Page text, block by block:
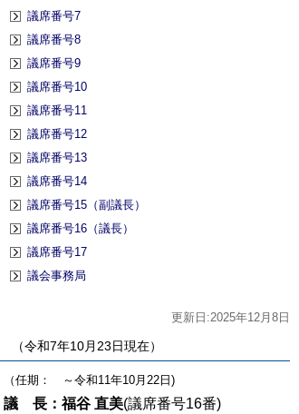
議席番号7
議席番号8
議席番号9
議席番号10
議席番号11
議席番号12
議席番号13
議席番号14
議席番号15（副議長）
議席番号16（議長）
議席番号17
議会事務局
更新日:2025年12月8日
（令和7年10月23日現在）
（任期： ～令和11年10月22日)
議 長：福谷 直美(議席番号16番)